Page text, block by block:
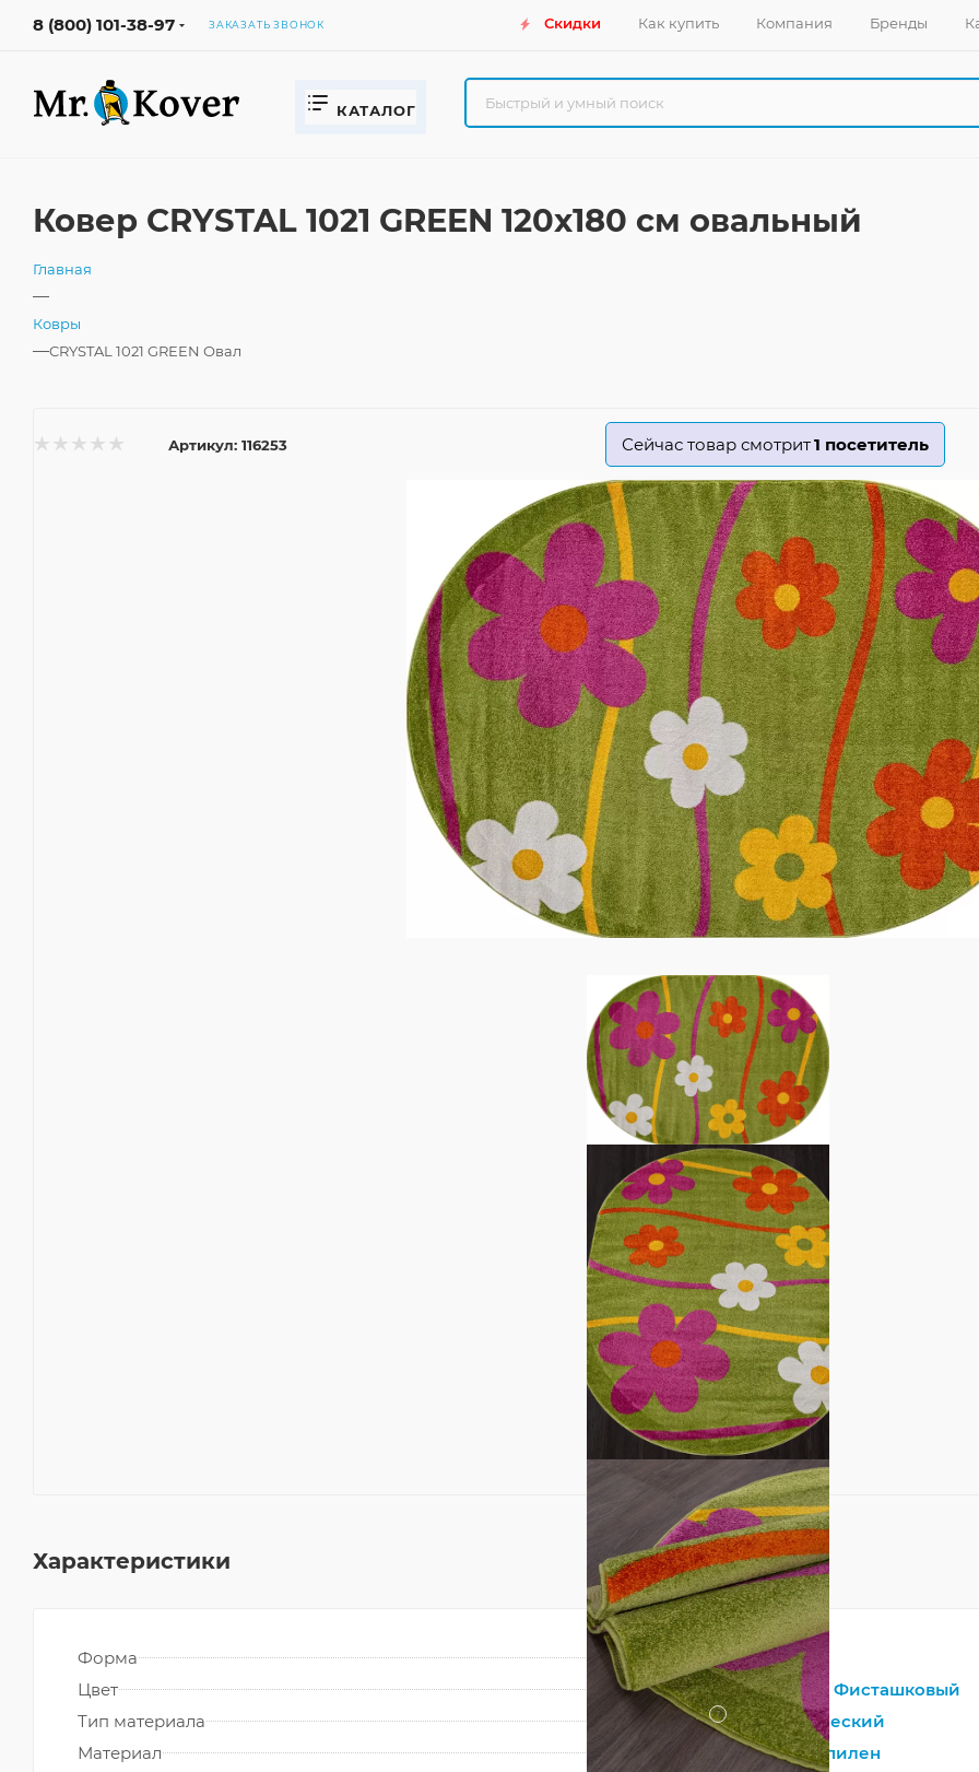
8 (800) 101-38-97 ЗАКАЗАТЬ ЗВОНОК Скидки Как купить Компания Бренды
КАТАЛОГ
Ковер CRYSTAL 1021 GREEN 120x180 см овальный
Главная
—
Ковры
—CRYSTAL 1021 GREEN Овал
Артикул: 116253 Сейчас товар смотрит1 посетитель
Характеристики
Форма
Овал
Цвет
Зеленый, Фисташковый
Тип материала
?
Синтетический
Материал
Полипропилен